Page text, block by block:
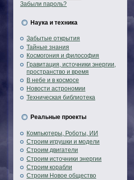
Забыли пароль?
Наука и техника
Забытые открытия
Тайные знания
Космогония и философия
Гравитация, источники энергии,
пространство и время
В небе и в космосе
Новости астрономии
Техническая библиотека
Реальные проекты
Компьютеры, Роботы, ИИ
Строим игрушки и модели
Строим двигатели
Строим источники энергии
Строим корабли
Строим Новое общество